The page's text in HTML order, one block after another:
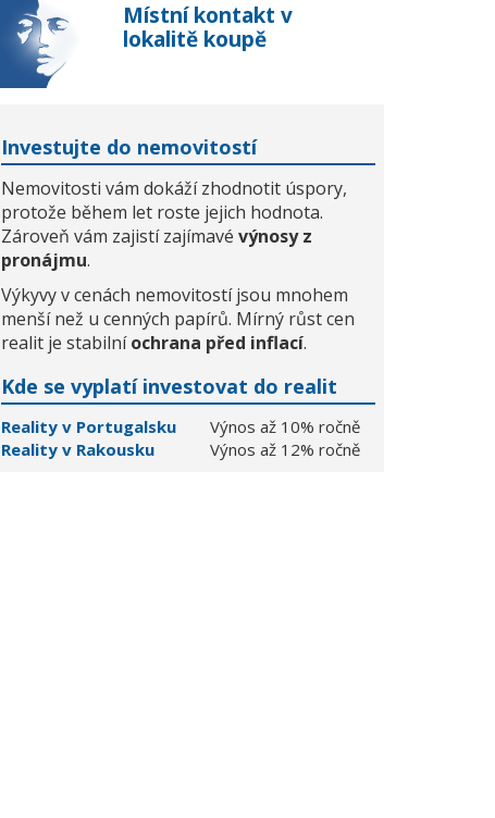
Místní kontakt v
lokalitě koupě
Investujte do nemovitostí
Nemovitosti vám dokáží zhodnotit úspory,
protože během let roste jejich hodnota.
Zároveň vám zajistí zajímavé výnosy z
pronájmu.
Výkyvy v cenách nemovitostí jsou mnohem
menší než u cenných papírů. Mírný růst cen
realit je stabilníochrana před inflací.
Kde se vyplatí investovat do realit
Reality v Portugalsku
Výnos až 10% ročně
Reality v Rakousku
Výnos až 12% ročně